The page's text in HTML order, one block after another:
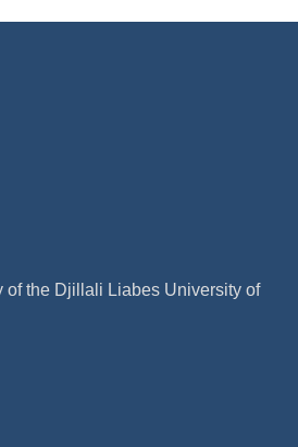
of the Djillali Liabes University of